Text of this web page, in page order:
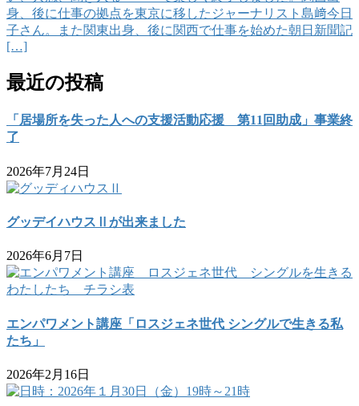
身、後に仕事の拠点を東京に移したジャーナリスト島﨑今日
子さん。また関東出身、後に関西で仕事を始めた朝日新聞記
[…]
最近の投稿
「居場所を失った人への支援活動応援 第11回助成」事業終
了
2026年7月24日
グッデイハウスⅡが出来ました
2026年6月7日
エンパワメント講座「ロスジェネ世代 シングルで生きる私
たち」
2026年2月16日